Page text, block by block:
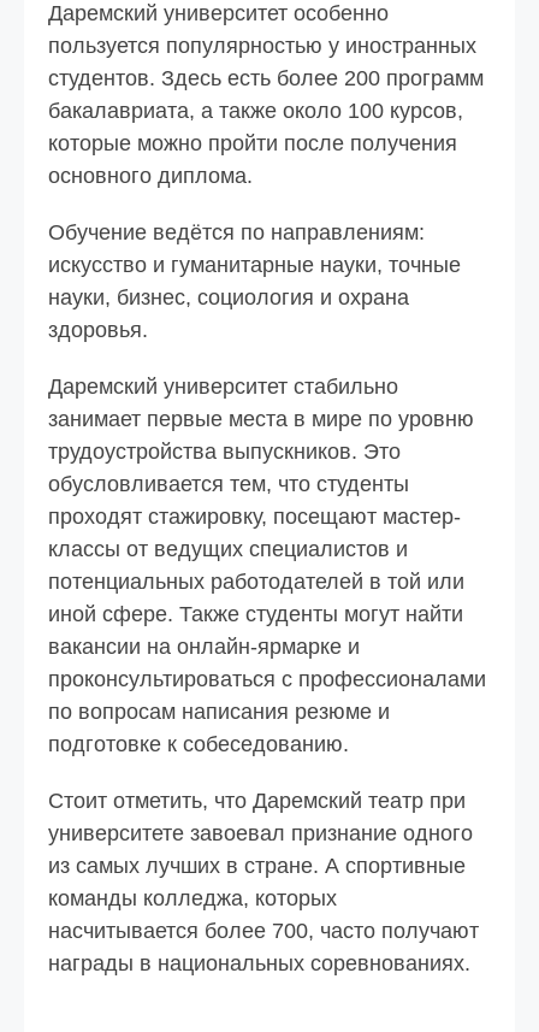
Даремский университет особенно
пользуется популярностью у иностранных
студентов. Здесь есть более 200 программ
бакалавриата, а также около 100 курсов,
которые можно пройти после получения
основного диплома.
Обучение ведётся по направлениям:
искусство и гуманитарные науки, точные
науки, бизнес, социология и охрана
здоровья.
Даремский университет стабильно
занимает первые места в мире по уровню
трудоустройства выпускников. Это
обусловливается тем, что студенты
проходят стажировку, посещают мастер-
классы от ведущих специалистов и
потенциальных работодателей в той или
иной сфере. Также студенты могут найти
вакансии на онлайн-ярмарке и
проконсультироваться с профессионалами
по вопросам написания резюме и
подготовке к собеседованию.
Стоит отметить, что Даремский театр при
университете завоевал признание одного
из самых лучших в стране. А спортивные
команды колледжа, которых
насчитывается более 700, часто получают
награды в национальных соревнованиях.